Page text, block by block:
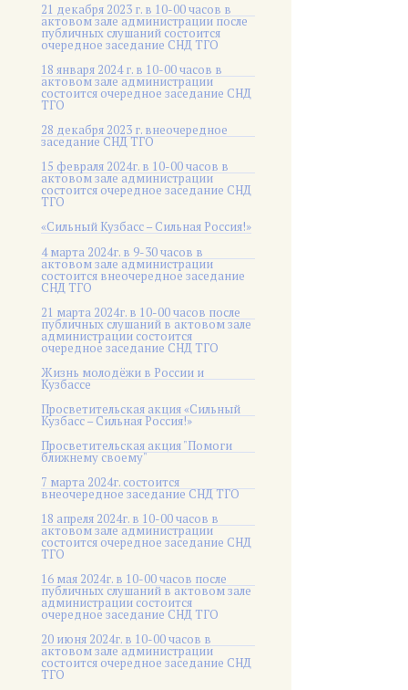
21 декабря 2023 г. в 10-00 часов в
актовом зале администрации после
публичных слушаний состоится
очередное заседание СНД ТГО
18 января 2024 г. в 10-00 часов в
актовом зале администрации
состоится очередное заседание СНД
ТГО
28 декабря 2023 г. внеочередное
заседание СНД ТГО
15 февраля 2024г. в 10-00 часов в
актовом зале администрации
состоится очередное заседание СНД
ТГО
«Сильный Кузбасс – Сильная Россия!»
4 марта 2024г. в 9-30 часов в
актовом зале администрации
состоится внеочередное заседание
СНД ТГО
21 марта 2024г. в 10-00 часов после
публичных слушаний в актовом зале
администрации состоится
очередное заседание СНД ТГО
Жизнь молодёжи в России и
Кузбассе
Просветительская акция «Сильный
Кузбасс – Сильная Россия!»
Просветительская акция "Помоги
ближнему своему"
7 марта 2024г. состоится
внеочередное заседание СНД ТГО
18 апреля 2024г. в 10-00 часов в
актовом зале администрации
состоится очередное заседание СНД
ТГО
16 мая 2024г. в 10-00 часов после
публичных слушаний в актовом зале
администрации состоится
очередное заседание СНД ТГО
20 июня 2024г. в 10-00 часов в
актовом зале администрации
состоится очередное заседание СНД
ТГО